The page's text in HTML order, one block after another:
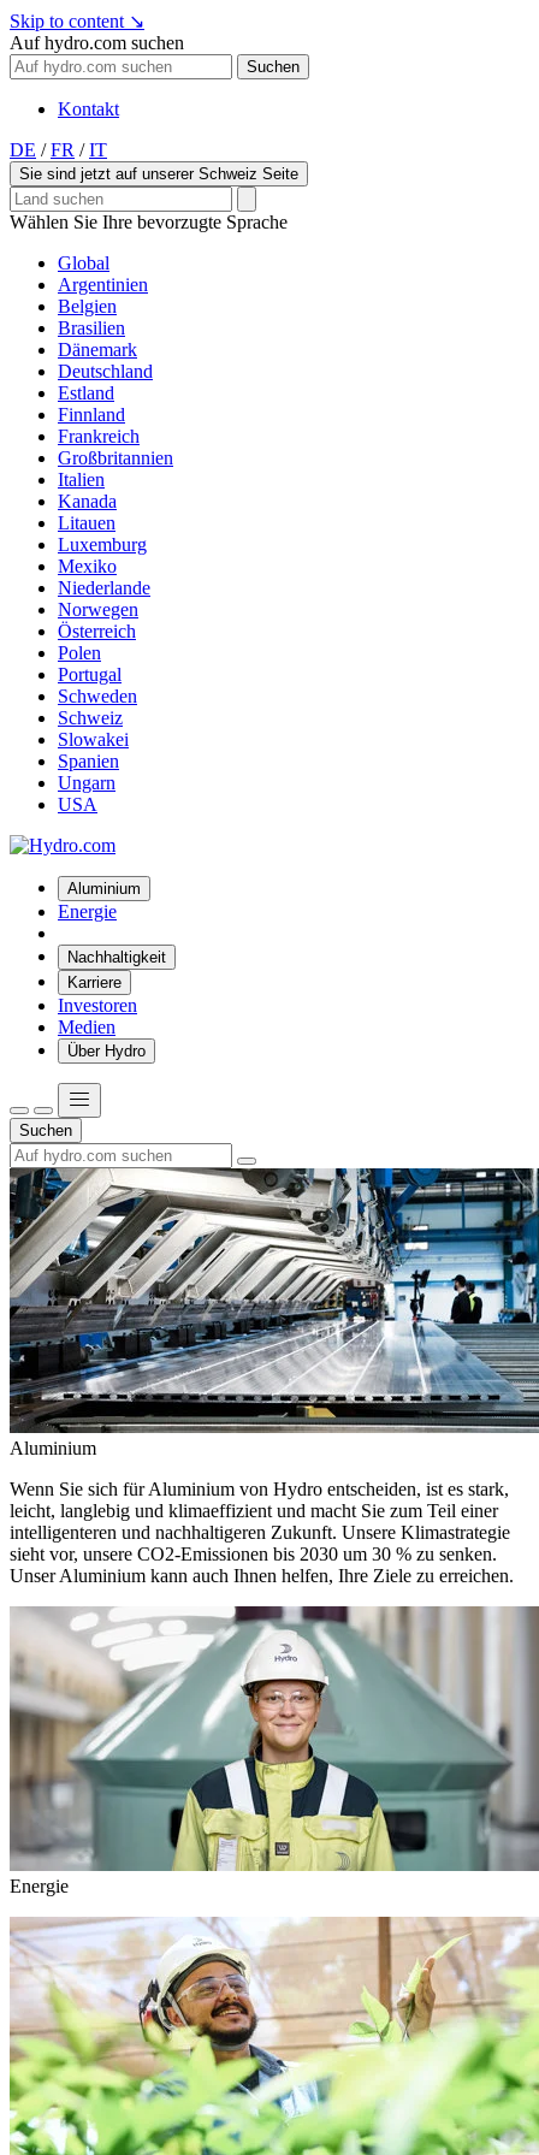
Skip to content ↘
Auf hydro.com suchen
Suchen
Kontakt
DE / FR / IT
Sie sind jetzt auf unserer Schweiz Seite
Wählen Sie Ihre bevorzugte Sprache
Global
Argentinien
Belgien
Brasilien
Dänemark
Deutschland
Estland
Finnland
Frankreich
Großbritannien
Italien
Kanada
Litauen
Luxemburg
Mexiko
Niederlande
Norwegen
Österreich
Polen
Portugal
Schweden
Schweiz
Slowakei
Spanien
Ungarn
USA
Aluminium
Energie
Nachhaltigkeit
Karriere
Investoren
Medien
Über Hydro
Suchen
Aluminium
Wenn Sie sich für Aluminium von Hydro entscheiden, ist es stark,
leicht, langlebig und klimaeffizient und macht Sie zum Teil einer
intelligenteren und nachhaltigeren Zukunft. Unsere Klimastrategie
sieht vor, unsere CO2-Emissionen bis 2030 um 30 % zu senken.
Unser Aluminium kann auch Ihnen helfen, Ihre Ziele zu erreichen.
Energie